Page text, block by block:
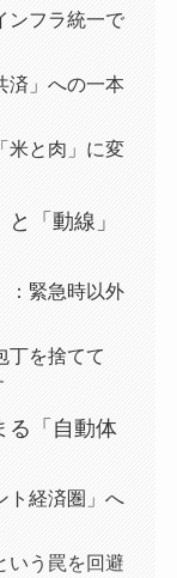
ンフラ統一で
済」への一本
米と肉」に変
「動線」
：緊急時以外
を捨てて
る「自動体
ト経済圏」へ
いう罠を回避